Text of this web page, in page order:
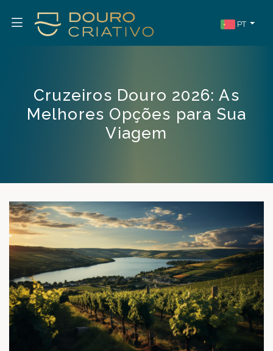
PT
Cruzeiros Douro 2026: As
Melhores Opções para Sua
Viagem